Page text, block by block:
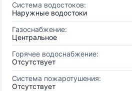
Система водостоков:
Наружные водостоки
Газоснабжение:
Центральное
Горячее водоснабжение:
Отсутствует
Система пожаротушения:
Отсутствует